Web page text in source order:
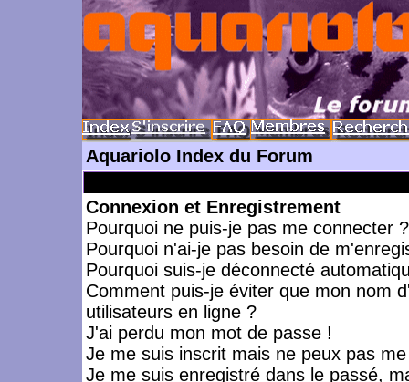
Aquariolo Index du Forum
Connexion et Enregistrement
Pourquoi ne puis-je pas me connecter ?
Pourquoi n'ai-je pas besoin de
Pourquoi suis-je déconnecté
Comment puis-je éviter que mon nom
utilisateurs en ligne ?
J'ai perdu mon mot de passe !
Je me suis inscrit mais ne peux pas
Je me suis enregistré dans le passé,